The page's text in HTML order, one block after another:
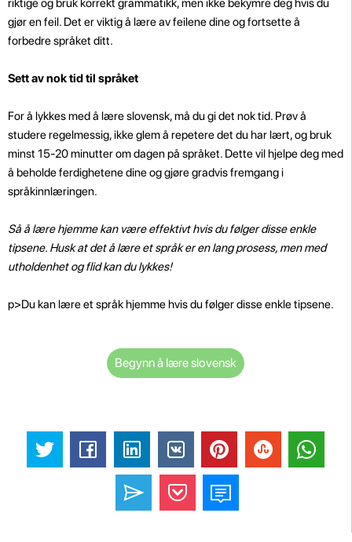
gjør en feil. Det er viktig å lære av feilene dine og fortsette å
forbedre språket ditt.
Sett av nok tid til språket
For å lykkes med å lære slovensk, må du gi det nok tid. Prøv å
studere regelmessig, ikke glem å repetere det du har lært, og bruk
minst 15-20 minutter om dagen på språket. Dette vil hjelpe deg med
å beholde ferdighetene dine og gjøre gradvis fremgang i
språkinnlæringen.
Så å lære hjemme kan være effektivt hvis du følger disse enkle
tipsene. Husk at det å lære et språk er en lang prosess, men med
utholdenhet og flid kan du lykkes!
p>Du kan lære et språk hjemme hvis du følger disse enkle tipsene.
Begynn å lære slovensk